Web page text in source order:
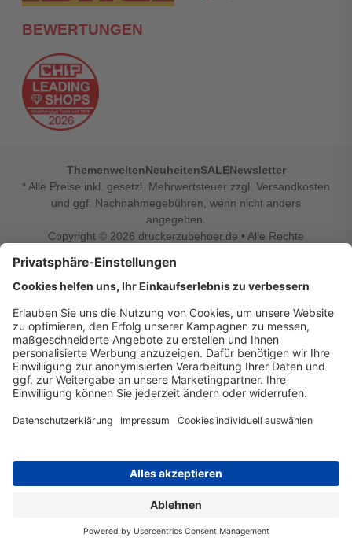
BEWERTUNGEN
ThemenweltenNeuheitenSALENewsletter
* Alle Preise inkl. gesetzl. Mehrwertsteuer zzgl. Versandkosten
und ggf. Nachnahmegebühren, wenn nicht anders
angegeben.
Copyright © 2026 druckerzubehoer.de • Alle Rechte
Vertrag widerrufen
Druckerzubehoer.de – preiswerte Qualität für Ihr Office
Sie sind auf der Suche nach dem passenden Druckerzubehör
oder Zubehör für das Büro, den Computer oder Ihr
Smartphone? Dann sind Sie bei Druckerzubehoer.de genau
richtig! Unser breites Sortiment bietet unter anderem Tinte
und Toner für alle gängigen Druckermodelle – großer sowie
kleiner Hersteller. Zugleich sind wir Ihr Online Fachhandel für
einrichten, die Werkstatt ausstatten oder den Alltag mit
was Ihren Arbeitsplatz noch komfortabler macht, finden Sie
bei uns auch Bastelspaß, Schulbedarf, Beleuchtung,
für die ganze Familie. Entdecken Sie günstige Angebote und